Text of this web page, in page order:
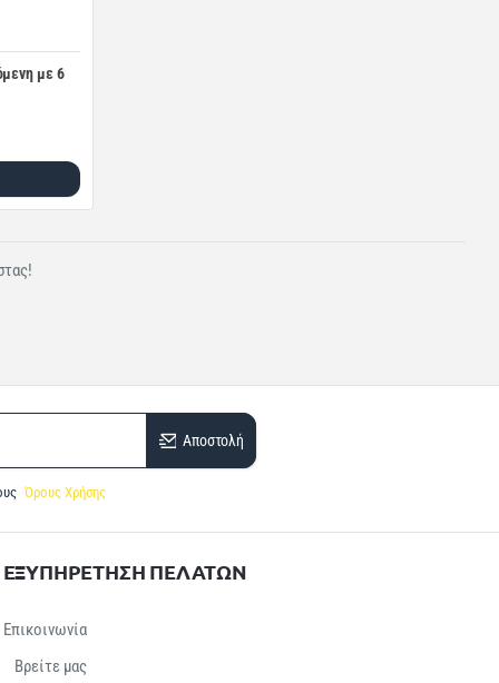
με 6
Αποστολή
Όρους Χρήσης
ΕΞΥΠΗΡΕΤΗΣΗ ΠΕΛΑΤΩΝ
Επικοινωνία
Βρείτε μας